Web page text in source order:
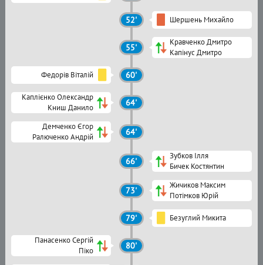
52' Шершень Михайло
55'
Кравченко Дмитро
Капінус Дмитро
Федорів Віталій 60'
Каплієнко Олександр
Книш Данило
64'
Демченко Єгор
Ралюченко Андрій
64'
66'
Зубков Ілля
Бичек Костянтин
73'
Жичиков Максим
Потімков Юрій
79' Безуглий Микита
Панасенко Сергій
Піко
80'